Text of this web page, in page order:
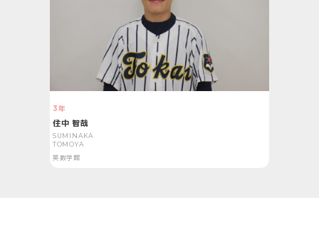
3年
住中 智哉
SUMINAKA
TOMOYA
英数学館